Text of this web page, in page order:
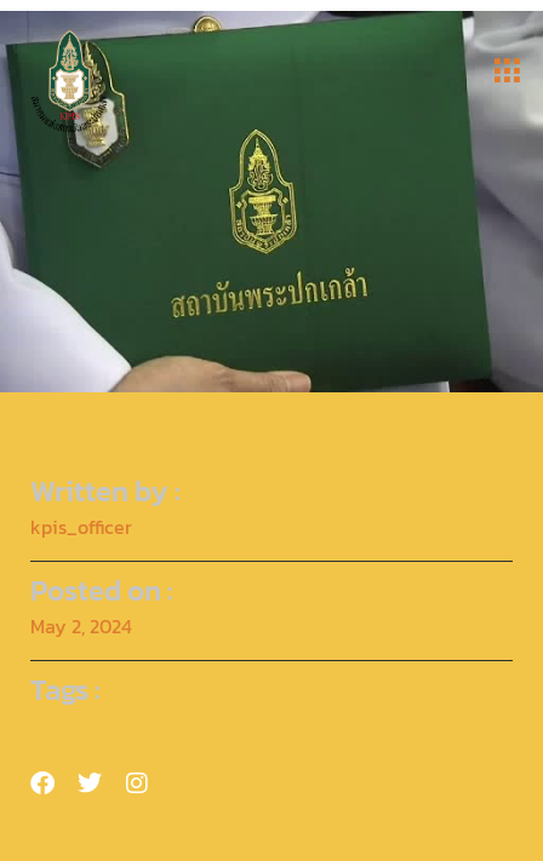
Written by :
kpis_officer
Posted on :
May 2, 2024
Tags :